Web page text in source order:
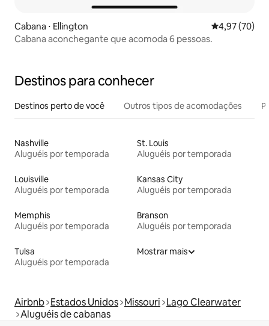
Cabana ⋅ Ellington 4,97 de uma
4,97 (70)
Cabana aconchegante que acomoda 6 pessoas.
Destinos para conhecer
Destinos perto de você Outros tipos de acomodações
Nashville
Aluguéis por temporada
St. Louis
Aluguéis por temporada
Louisville
Aluguéis por temporada
Kansas City
Aluguéis por temporada
Memphis
Aluguéis por temporada
Branson
Aluguéis por temporada
Tulsa
Aluguéis por temporada
Mostrar mais
Airbnb Estados Unidos Missouri Lago Clearwater
Aluguéis de cabanas